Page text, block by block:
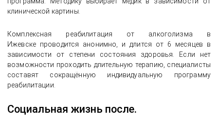
клинической картины.
Комплексная реабилитация от алкоголизма в
Ижевске проводится анонимно, и длится от 6 месяцев в
зависимости от степени состояния здоровья. Если нет
возможности проходить длительную терапию, специалисты
составят сокращённую индивидуальную программу
реабилитации.
Социальная жизнь после.